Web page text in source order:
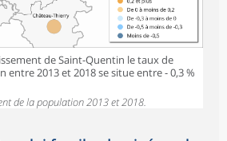
de Saint-Quentin le taux de
2013 et 2018 se situe entre - 0,3 %
de la population 2013 et 2018.